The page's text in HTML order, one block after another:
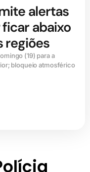
alertas
abaixo
regiões
(19) para a
bloqueio atmosférico